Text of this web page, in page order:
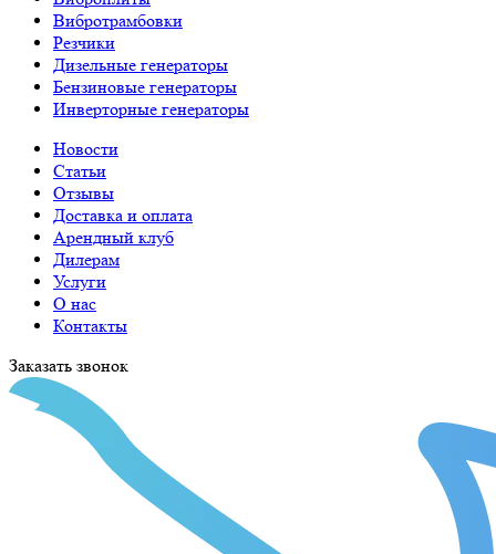
Вибротрамбовки
Резчики
Дизельные генераторы
Бензиновые генераторы
Инверторные генераторы
Новости
Статьи
Отзывы
Доставка и оплата
Арендный клуб
Дилерам
Услуги
О нас
Контакты
Заказать звонок